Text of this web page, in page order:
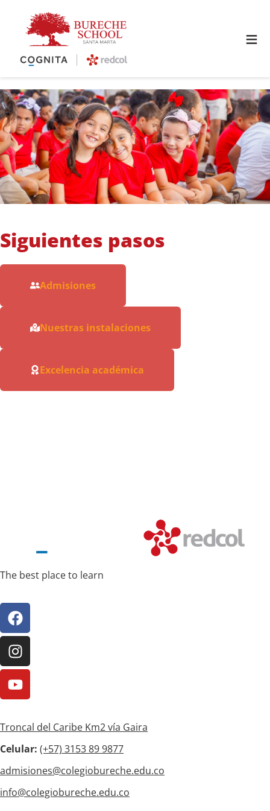
≡
Siguientes pasos
Admisiones
Nuestras instalaciones
Excelencia académica
The best place to learn
Troncal del Caribe Km2 vía Gaira
Celular: (+57) 3153 89 9877
admisiones@colegiobureche.edu.co
info@colegiobureche.edu.co